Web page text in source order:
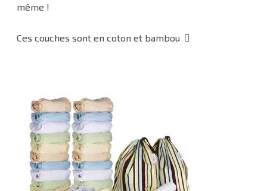
même !
Ces couches sont en coton et bambou